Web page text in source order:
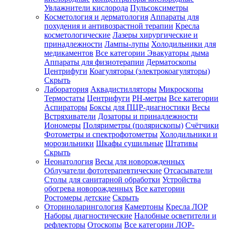
Увлажнители кислорода Пульсоксиметры
Косметология и дерматология Аппараты для
похудения и антивозрастной терапии Кресла
косметологические Лазеры хирургические и
принадлежности Лампы-лупы Холодильники для
медикаментов Все категории Эвакуаторы дыма
Аппараты для физиотерапии Дерматоскопы
Центрифуги Коагуляторы (электрокоагуляторы)
Скрыть
Лаборатория Аквадистилляторы Микроскопы
Термостаты Центрифуги PH-метры Все категории
Аспираторы Боксы для ПЦР-диагностики Весы
Встряхиватели Дозаторы и принадлежности
Иономеры Поляриметры (полярископы) Счётчики
Фотометры и спектрофотометры Холодильники и
морозильники Шкафы сушильные Штативы
Скрыть
Неонатология Весы для новорожденных
Облучатели фототерапевтические Отсасыватели
Столы для санитарной обработки Устройства
обогрева новорожденных Все категории
Ростомеры детские Скрыть
Оториноларингология Камертоны Кресла ЛОР
Наборы диагностические Налобные осветители и
рефлекторы Отоскопы Все категории ЛОР-